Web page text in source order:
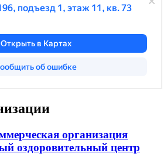
организация
оздоровительный центр